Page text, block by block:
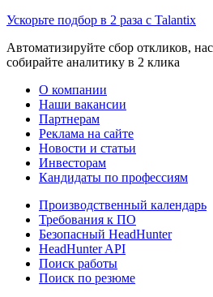
Ускорьте подбор в 2 раза с Talantix
Автоматизируйте сбор откликов,
собирайте аналитику в 2 клика
О компании
Наши вакансии
Партнерам
Реклама на сайте
Новости и статьи
Инвесторам
Кандидаты по профессиям
Производственный календарь
Требования к ПО
Безопасный HeadHunter
HeadHunter API
Поиск работы
Поиск по резюме